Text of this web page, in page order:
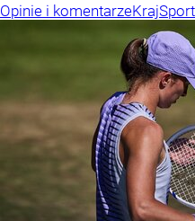
Opinie i komentarzeKrajSport